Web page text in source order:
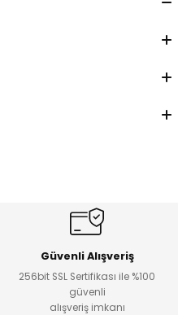
Güvenli Alışveriş
256bit SSL Sertifikası ile %100
güvenli
alışveriş imkanı